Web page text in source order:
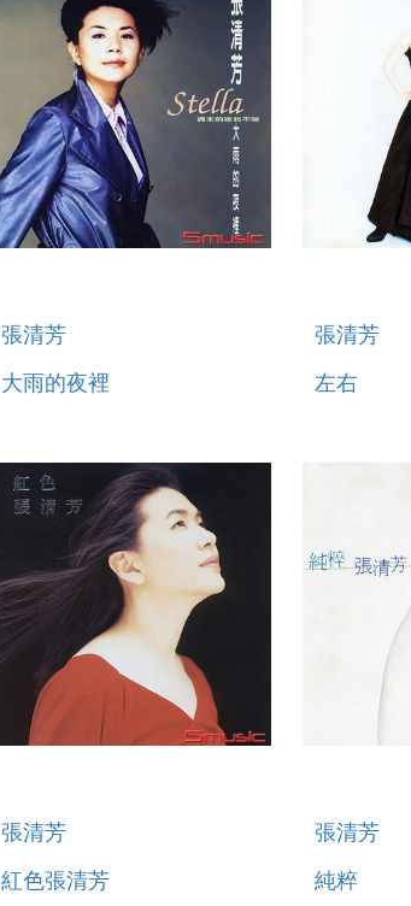
張清芳
大雨的夜裡
張清芳
左右
張清芳
紅色張清芳
張清芳
純粹